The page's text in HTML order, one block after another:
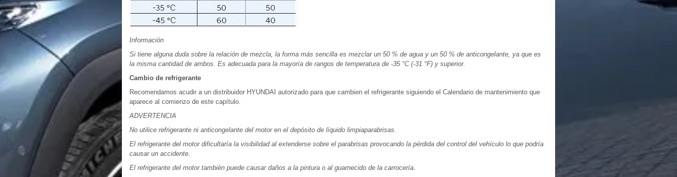
Información
Si tiene alguna duda sobre la relación de mezcla, la forma más sencilla es mezclar un 50 % de agua y un 50 % de anticongelante, ya que es
la misma cantidad de ambos. Es adecuada para la mayoría de rangos de temperatura de -35 °C (-31 °F) y superior.
Cambio de refrigerante
Recomendamos acudir a un distribuidor HYUNDAI autorizado para que cambien el refrigerante siguiendo el Calendario de mantenimiento que
aparece al comienzo de este capítulo.
ADVERTENCIA
No utilice refrigerante ni anticongelante del motor en el depósito de líquido limpiaparabrisas.
El refrigerante del motor dificultaría la visibilidad al extenderse sobre el parabrisas provocando la pérdida del control del vehículo lo que podría
causar un accidente.
El refrigerante del motor también puede causar daños a la pintura o al guarnecido de la carrocería.